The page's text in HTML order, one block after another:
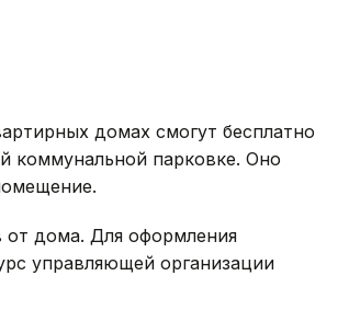
домах смогут бесплатно
коммунальной парковке. Оно
дома. Для оформления
управляющей организации